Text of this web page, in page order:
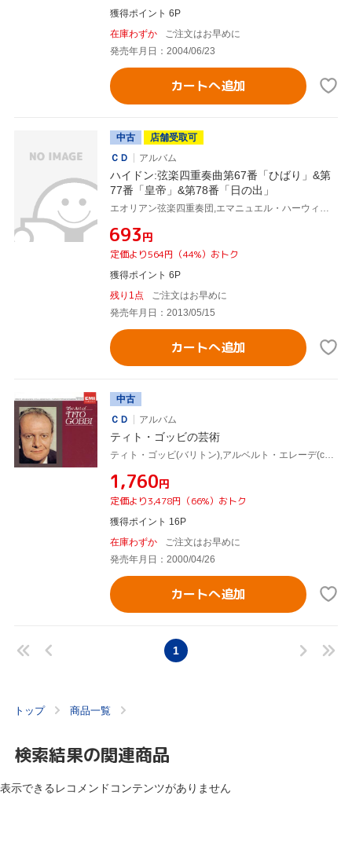
獲得ポイント 6P
在庫わずか
ご注文はお早めに
発売年月日：2004/06/23
カートへ追加
中古
店舗受取可
ＣＤ
アルバム
ハイドン:弦楽四重奏曲第67番「ひばり」&第
77番「皇帝」&第78番「日の出」
¥693円
定価より564円（44%）おトク
獲得ポイント 6P
残り1点
ご注文はお早めに
発売年月日：2013/05/15
カートへ追加
中古
ＣＤ
アルバム
ティト・ゴッビの芸術
ティト・ゴッビ(バリトン),アルベルト・エレーデ(cond),フィルハーモニア管弦楽団,ロイ・ジェスン(org),デレク・シンプソン(vc),フレディ・フィリップス(g),アンニバーレ・ビッツェッリ(cond),ローマ国立歌劇場管弦楽団
¥1,760円
定価より3,478円（66%）おトク
獲得ポイント 16P
在庫わずか
ご注文はお早めに
発売年月日：2000/04/26
カートへ追加
1
トップ 商品一覧
検索結果の関連商品
表示できるレコメンドコンテンツがありません